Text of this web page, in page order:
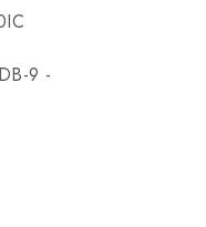
9 -